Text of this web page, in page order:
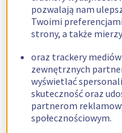
pozwalają nam
Twoimi
strony, a także
oraz trackery
zewnętrznych
wyświetlać
skuteczność oraz
partnerom
społecznościowym.